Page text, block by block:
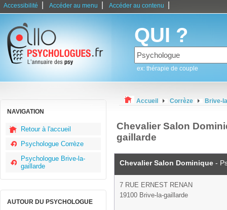
Accessibilité Accéder au menu Accéder au contenu
QUI ?
ex: thérapie de couple
NAVIGATION
Retour à l'accueil
Psychologue Corrèze
Psychologue Brive-la-
gaillarde
AUTOUR DU PSYCHOLOGUE
Accueil Corrèze Brive-
Chevalier Salon
gaillarde
Chevalier Salon Dominique -
7 RUE ERNEST RENAN
19100 Brive-la-gaillarde